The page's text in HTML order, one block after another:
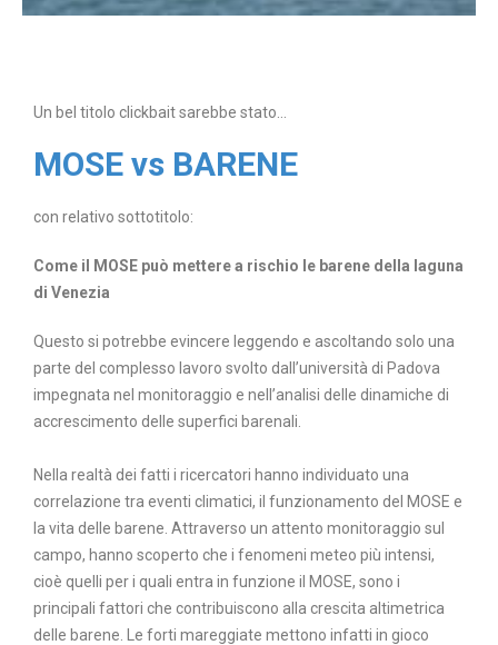
Un bel titolo clickbait sarebbe stato…
MOSE vs BARENE
con relativo sottotitolo:
Come il MOSE può mettere a rischio le barene della laguna
di Venezia
Questo si potrebbe evincere leggendo e ascoltando solo una
parte del complesso lavoro svolto dall’università di Padova
impegnata nel monitoraggio e nell’analisi delle dinamiche di
accrescimento delle superfici barenali.
Nella realtà dei fatti i ricercatori hanno individuato una
correlazione tra eventi climatici, il funzionamento del MOSE e
la vita delle barene. Attraverso un attento monitoraggio sul
campo, hanno scoperto che i fenomeni meteo più intensi,
cioè quelli per i quali entra in funzione il MOSE, sono i
principali fattori che contribuiscono alla crescita altimetrica
delle barene. Le forti mareggiate mettono infatti in gioco